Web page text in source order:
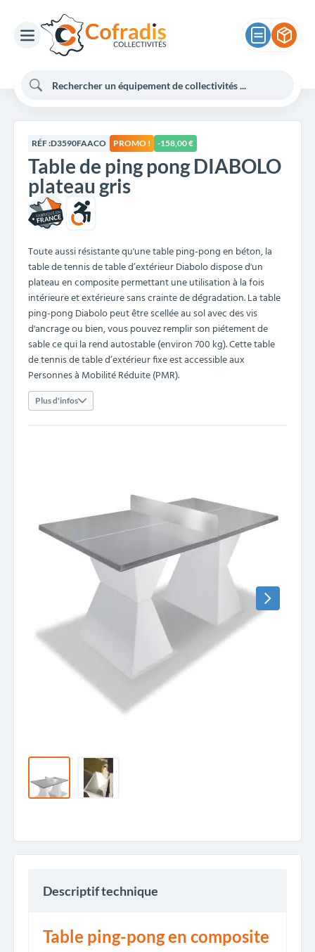
RÉF :D3590FAACO PROMO ! -158,00 €
Table de ping pong DIABOLO
plateau gris
Toute aussi résistante qu'une table ping-pong en béton, la
table de tennis de table d’extérieur Diabolo dispose d'un
plateau en composite permettant une utilisation à la fois
intérieure et extérieure sans crainte de dégradation. La table
ping-pong Diabolo peut être scellée au sol avec des vis
d'ancrage ou bien, vous pouvez remplir son piétement de
sable ce qui la rend autostable (environ 700 kg). Cette table
de tennis de table d’extérieur fixe est accessible aux
Personnes à Mobilité Réduite (PMR).
Plus d'infos
Descriptif technique
Table ping-pong en composite